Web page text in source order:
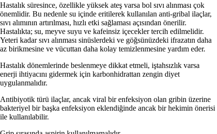
Hastalık süresince, özellikle yüksek ateş varsa bol sıvı alınması çok
önemlidir. Bu nedenle su içinde eritilerek kullanılan anti-gribal ilaçlar,
sıvı alımının artırılması, hızlı etki sağlaması açısından önerilir.
Hastalıkta; su, meyve suyu ve kafeinsiz içecekler tercih edilmelidir.
Yeteri kadar sıvı alınması sinüslerdeki ve göğsünüzdeki ifrazatın daha
az birikmesine ve vücuttan daha kolay temizlenmesine yardım eder.
Hastalık dönemlerinde beslenmeye dikkat etmeli, iştahsızlık varsa
enerji ihtiyacını gidermek için karbonhidrattan zengin diyet
uygulanmalıdır.
Antibiyotik türü ilaçlar, ancak viral bir enfeksiyon olan gribin üzerine
bakteriyel bir başka enfeksiyon eklendiğinde ancak bir hekimin önerisi
ile kullanılabilir.